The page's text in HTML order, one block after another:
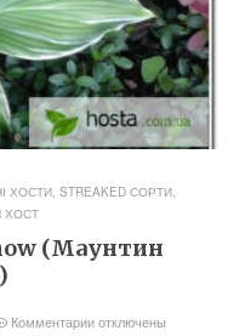
ХОСТИ, STREAKED СОРТИ,
ХОСТ
(Маунтин
Комментарииотключены